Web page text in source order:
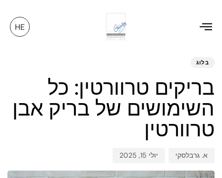
Toggle
HE
בלוג
בריקים טרוורטין: כל
השימושים של בריק אבן
טרוורטין
א. גרבלסקי יולי 15, 2025